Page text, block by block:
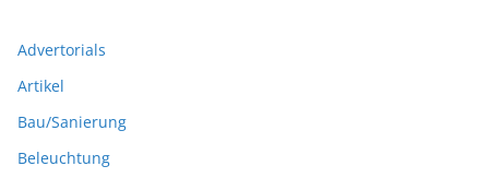
Advertorials
Artikel
Bau/Sanierung
Beleuchtung